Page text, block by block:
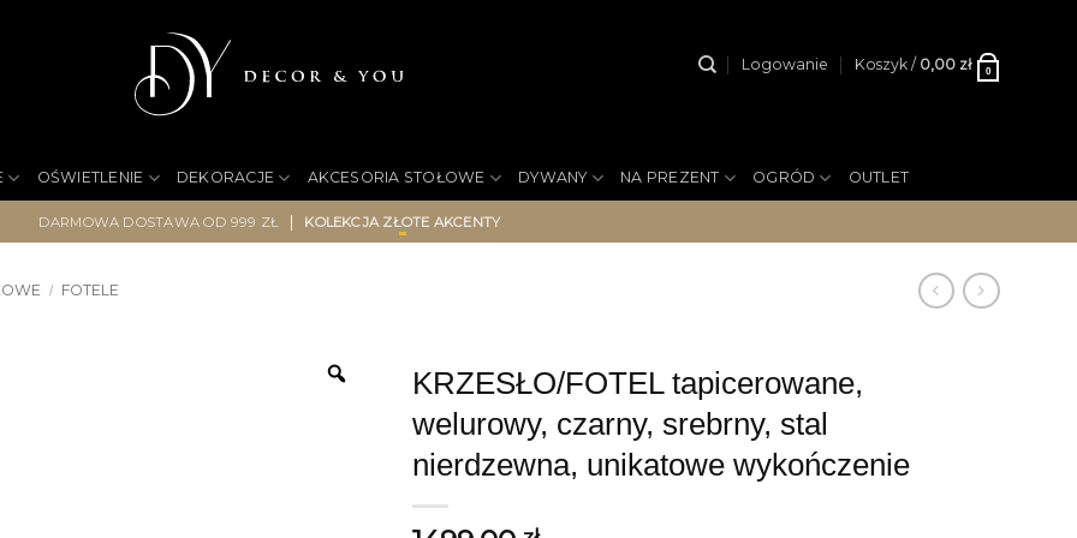
Logowanie Koszyk / 0,00 zł 0
OŚWIETLENIE DEKORACJE AKCESORIA STOŁOWE DYWANY NA PREZENT OGRÓD OUTLET
DARMOWA DOSTAWA OD 999 ZŁ | KOLEKCJA ZŁOTE AKCENTY
/ FOTELE
KRZESŁO/FOTEL tapicerowane,
welurowy, czarny, srebrny, stal
nierdzewna, unikatowe wykończenie